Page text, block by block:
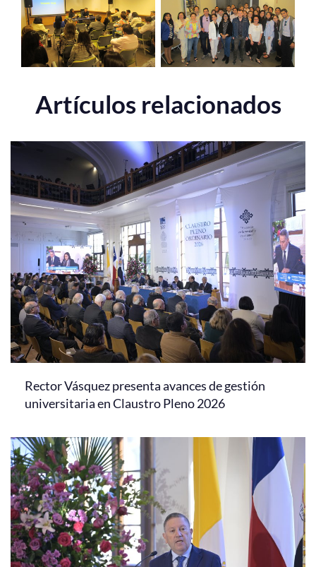
Artículos relacionados
Rector Vásquez presenta avances de gestión
universitaria en Claustro Pleno 2026